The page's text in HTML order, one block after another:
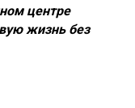
центре
жизнь без